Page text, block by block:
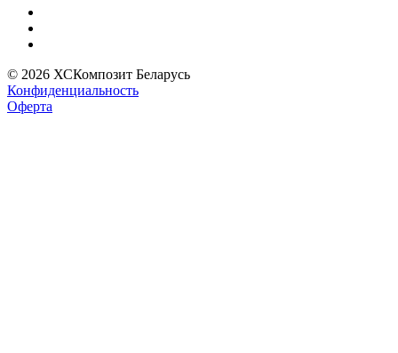
© 2026 ХСКомпозит Беларусь
Конфиденциальность
Оферта